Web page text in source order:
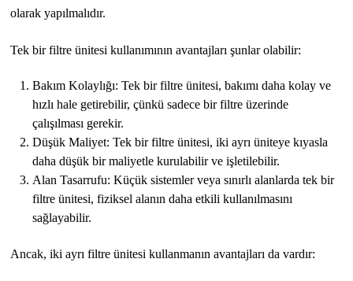
olarak yapılmalıdır.
Tek bir filtre ünitesi kullanımının avantajları şunlar olabilir:
Bakım Kolaylığı: Tek bir filtre ünitesi, bakımı daha kolay ve
hızlı hale getirebilir, çünkü sadece bir filtre üzerinde
çalışılması gerekir.
Düşük Maliyet: Tek bir filtre ünitesi, iki ayrı üniteye kıyasla
daha düşük bir maliyetle kurulabilir ve işletilebilir.
Alan Tasarrufu: Küçük sistemler veya sınırlı alanlarda tek bir
filtre ünitesi, fiziksel alanın daha etkili kullanılmasını
sağlayabilir.
Ancak, iki ayrı filtre ünitesi kullanmanın avantajları da vardır: